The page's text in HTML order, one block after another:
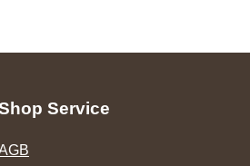
Service